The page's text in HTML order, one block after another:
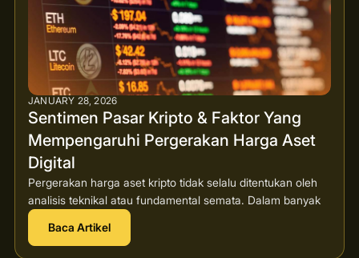
JANUARY 28, 2026
Sentimen Pasar Kripto & Faktor Yang
Mempengaruhi Pergerakan Harga Aset
Digital
Pergerakan harga aset kripto tidak selalu ditentukan oleh
analisis teknikal atau fundamental semata. Dalam banyak
Baca Artikel